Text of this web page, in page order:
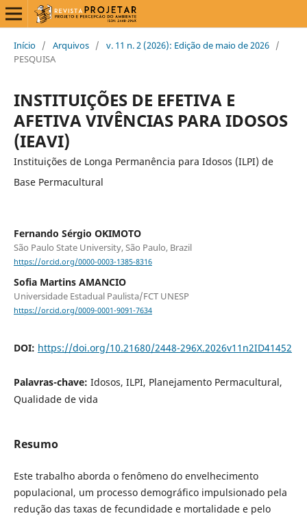
Início / Arquivos / v. 11 n. 2 (2026): Edição de maio de 2026 /
PESQUISA
INSTITUIÇÕES DE EFETIVA E
AFETIVA VIVÊNCIAS PARA IDOSOS
(IEAVI)
Instituições de Longa Permanência para Idosos (ILPI) de
Base Permacultural
Fernando Sérgio OKIMOTO
São Paulo State University, São Paulo, Brazil
https://orcid.org/0000-0003-1385-8316
Sofia Martins AMANCIO
Universidade Estadual Paulista/FCT UNESP
https://orcid.org/0009-0001-9091-7634
DOI: https://doi.org/10.21680/2448-296X.2026v11n2ID41452
Palavras-chave: Idosos, ILPI, Planejamento Permacultural,
Qualidade de vida
Resumo
Este trabalho aborda o fenômeno do envelhecimento
populacional, um processo demográfico impulsionado pela
redução das taxas de fecundidade e mortalidade e pelo